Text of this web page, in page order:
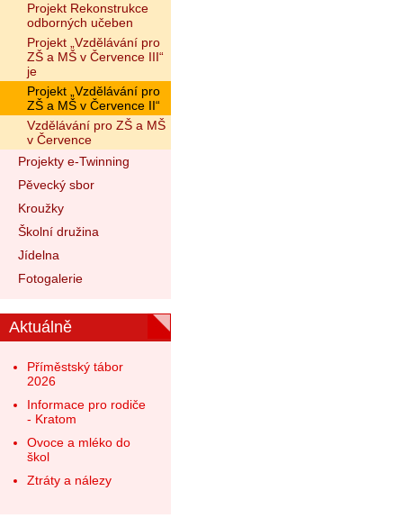
Projekt Rekonstrukce
odborných učeben
Projekt „Vzdělávání pro
ZŠ a MŠ v Července III“
je
Projekt „Vzdělávání pro
ZŠ a MŠ v Července II“
Vzdělávání pro ZŠ a MŠ
v Července
Projekty e-Twinning
Pěvecký sbor
Kroužky
Školní družina
Jídelna
Fotogalerie
Aktuálně
Příměstský tábor
2026
Informace pro rodiče
- Kratom
Ovoce a mléko do
škol
Ztráty a nálezy